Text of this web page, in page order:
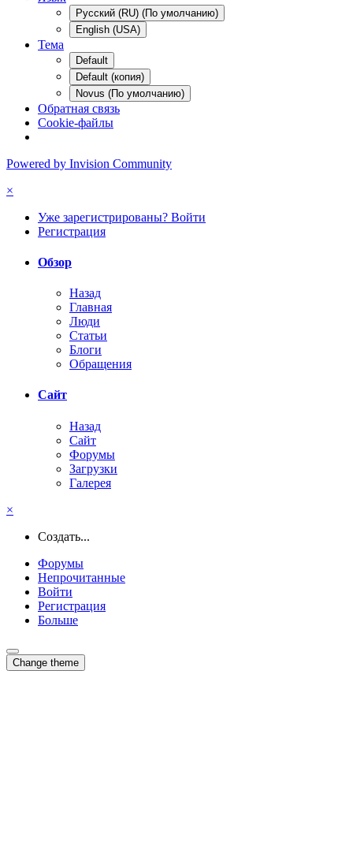
Русский (RU) (По умолчанию)
English (USA)
Тема
Default
Default (копия)
Novus (По умолчанию)
Обратная связь
Cookie-файлы
Powered by Invision Community
×
Уже зарегистрированы? Войти
Регистрация
Обзор
Назад
Главная
Люди
Статьи
Блоги
Обращения
Сайт
Назад
Сайт
Форумы
Загрузки
Галерея
×
Создать...
Форумы
Непрочитанные
Войти
Регистрация
Больше
Change theme